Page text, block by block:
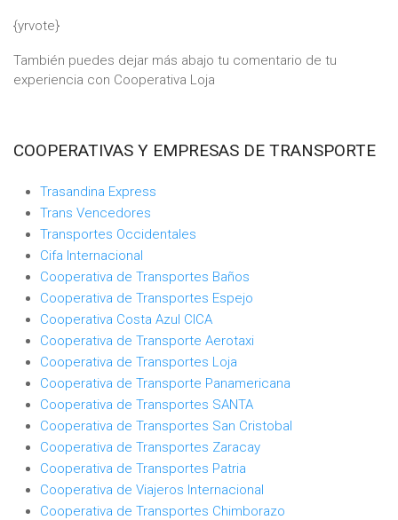
{yrvote}
También puedes dejar más abajo tu comentario de tu
experiencia con Cooperativa Loja
COOPERATIVAS Y EMPRESAS DE TRANSPORTE
Trasandina Express
Trans Vencedores
Transportes Occidentales
Cifa Internacional
Cooperativa de Transportes Baños
Cooperativa de Transportes Espejo
Cooperativa Costa Azul CICA
Cooperativa de Transporte Aerotaxi
Cooperativa de Transportes Loja
Cooperativa de Transporte Panamericana
Cooperativa de Transportes SANTA
Cooperativa de Transportes San Cristobal
Cooperativa de Transportes Zaracay
Cooperativa de Transportes Patria
Cooperativa de Viajeros Internacional
Cooperativa de Transportes Chimborazo